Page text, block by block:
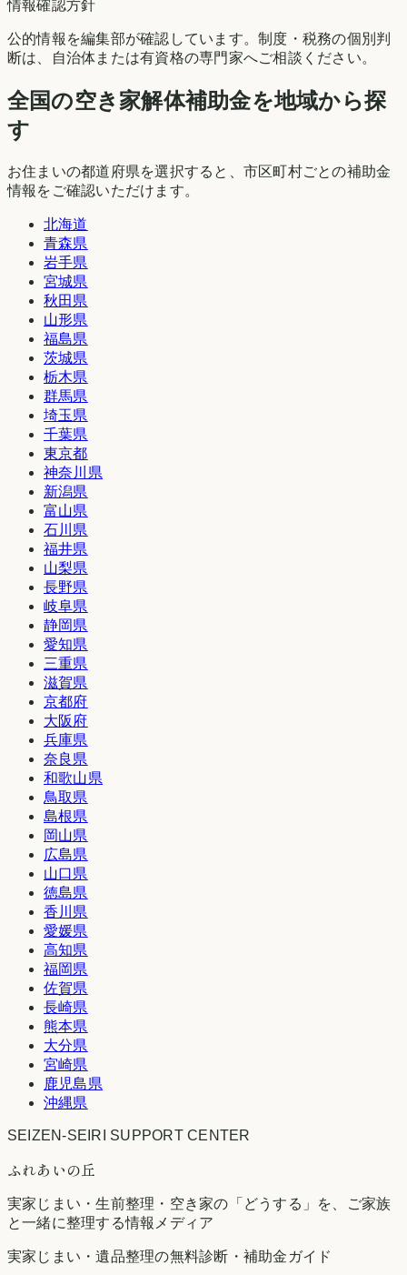
情報確認方針
公的情報を編集部が確認しています。制度・税務の個別判
断は、自治体または有資格の専門家へご相談ください。
全国の空き家解体補助金を地域から探
す
お住まいの都道府県を選択すると、市区町村ごとの補助金
情報をご確認いただけます。
北海道
青森県
岩手県
宮城県
秋田県
山形県
福島県
茨城県
栃木県
群馬県
埼玉県
千葉県
東京都
神奈川県
新潟県
富山県
石川県
福井県
山梨県
長野県
岐阜県
静岡県
愛知県
三重県
滋賀県
京都府
大阪府
兵庫県
奈良県
和歌山県
鳥取県
島根県
岡山県
広島県
山口県
徳島県
香川県
愛媛県
高知県
福岡県
佐賀県
長崎県
熊本県
大分県
宮崎県
鹿児島県
沖縄県
SEIZEN-SEIRI SUPPORT CENTER
ふれあいの丘
実家じまい・生前整理・空き家の「どうする」を、ご家族
と一緒に整理する情報メディア
実家じまい・遺品整理の無料診断・補助金ガイド